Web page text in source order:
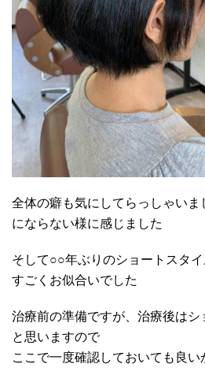
全体の癖も気にしてらっしゃい
にならない様に感じました
そして○○年ぶりのショートスタイ
すごくお似合いでした
治療前の準備ですが、治療後は
と思いますので
ここで一度確認しておいても良い